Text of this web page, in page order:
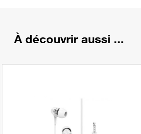
À découvrir aussi ...